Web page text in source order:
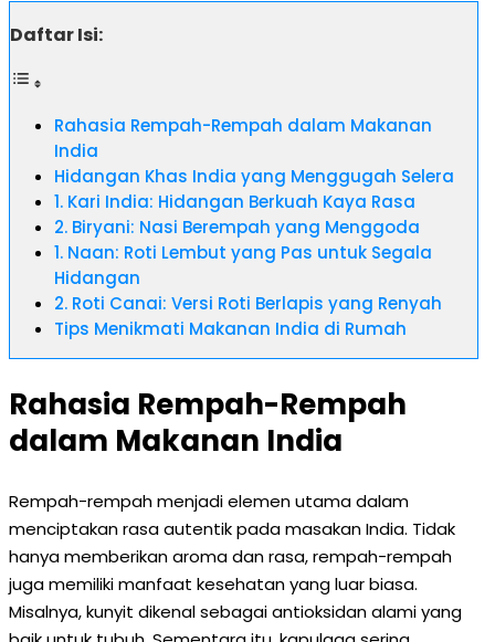
Daftar Isi:
Rahasia Rempah-Rempah dalam Makanan
India
Hidangan Khas India yang Menggugah Selera
1. Kari India: Hidangan Berkuah Kaya Rasa
2. Biryani: Nasi Berempah yang Menggoda
1. Naan: Roti Lembut yang Pas untuk Segala
Hidangan
2. Roti Canai: Versi Roti Berlapis yang Renyah
Tips Menikmati Makanan India di Rumah
Rahasia Rempah-Rempah
dalam Makanan India
Rempah-rempah menjadi elemen utama dalam
menciptakan rasa autentik pada masakan India. Tidak
hanya memberikan aroma dan rasa, rempah-rempah
juga memiliki manfaat kesehatan yang luar biasa.
Misalnya, kunyit dikenal sebagai antioksidan alami yang